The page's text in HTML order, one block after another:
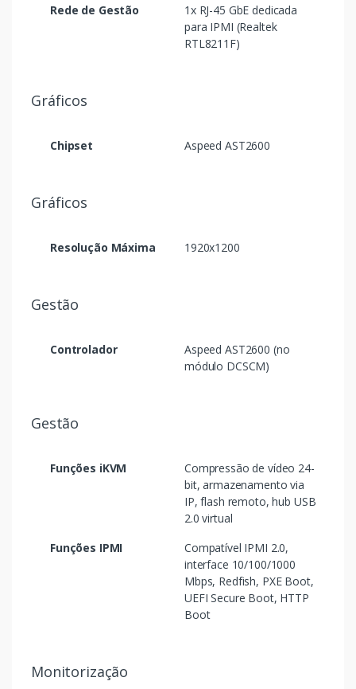
Rede de Gestão
1x RJ-45 GbE dedicada
para IPMI (Realtek
RTL8211F)
Gráficos
Chipset Aspeed AST2600
Gráficos
Resolução Máxima 1920x1200
Gestão
Controlador
Aspeed AST2600 (no
módulo DCSCM)
Gestão
Funções iKVM
Compressão de vídeo 24-
bit, armazenamento via
IP, flash remoto, hub USB
2.0 virtual
Funções IPMI
Compatível IPMI 2.0,
interface 10/100/1000
Mbps, Redfish, PXE Boot,
UEFI Secure Boot, HTTP
Boot
Monitorização